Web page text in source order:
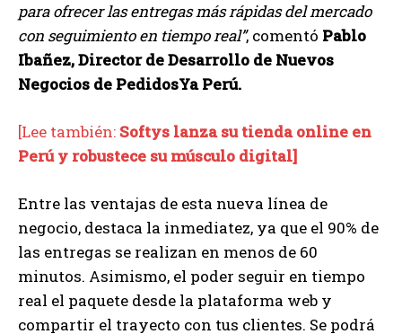
para ofrecer las entregas más rápidas del mercado
con seguimiento en tiempo real”, comentó Pablo
Ibañez, Director de Desarrollo de Nuevos
Negocios de PedidosYa Perú.
[Lee también: Softys lanza su tienda online en
Perú y robustece su músculo digital]
Entre las ventajas de esta nueva línea de
negocio, destaca la inmediatez, ya que el 90% de
las entregas se realizan en menos de 60
minutos. Asimismo, el poder seguir en tiempo
real el paquete desde la plataforma web y
compartir el trayecto con tus clientes. Se podrá